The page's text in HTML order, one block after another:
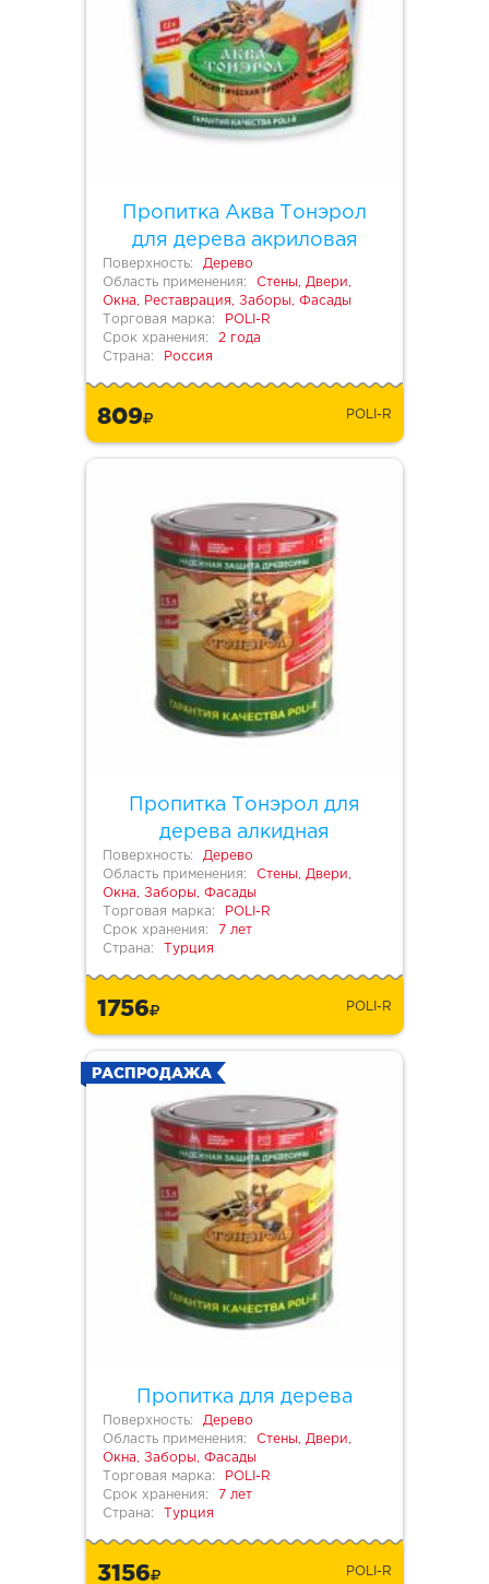
Пропитка Аква Тонэрол
для дерева акриловая
Поверхность:
Дерево
Область применения:
Стены, Двери,
Окна, Реставрация, Заборы, Фасады
Торговая марка:
POLI-R
Срок хранения:
2 года
Страна:
Россия
809 POLI-R
Пропитка Тонэрол для
дерева алкидная
Поверхность:
Дерево
Область применения:
Стены, Двери,
Окна, Заборы, Фасады
Торговая марка:
POLI-R
Срок хранения:
7 лет
Страна:
Турция
1756 POLI-R
Пропитка для дерева
РАСПРОДАЖА
Поверхность:
Дерево
Область применения:
Стены, Двери,
Окна, Заборы, Фасады
Торговая марка:
POLI-R
Срок хранения:
7 лет
Страна:
Турция
3156 POLI-R